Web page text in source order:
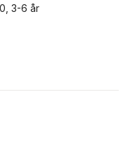
3-6 år